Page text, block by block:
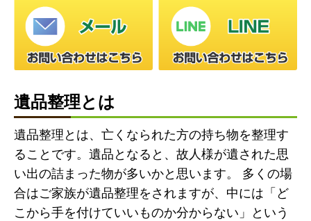
遺品整理とは
遺品整理とは、亡くなられた方の持ち物を整理す
ることです。遺品となると、故人様が遺された思
い出の詰まった物が多いかと思います。 多くの場
合はご家族が遺品整理をされますが、中には「ど
こから手を付けていいものか分からない」という